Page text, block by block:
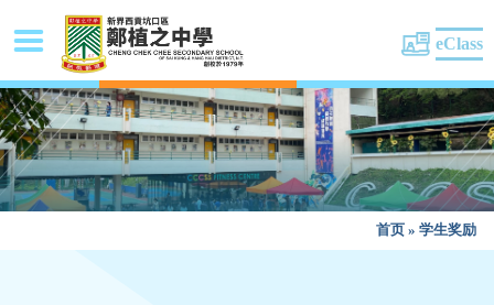
eClass
首页 » 学生奖励